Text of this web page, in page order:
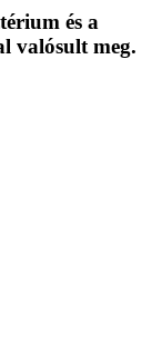
és a
valósult meg.